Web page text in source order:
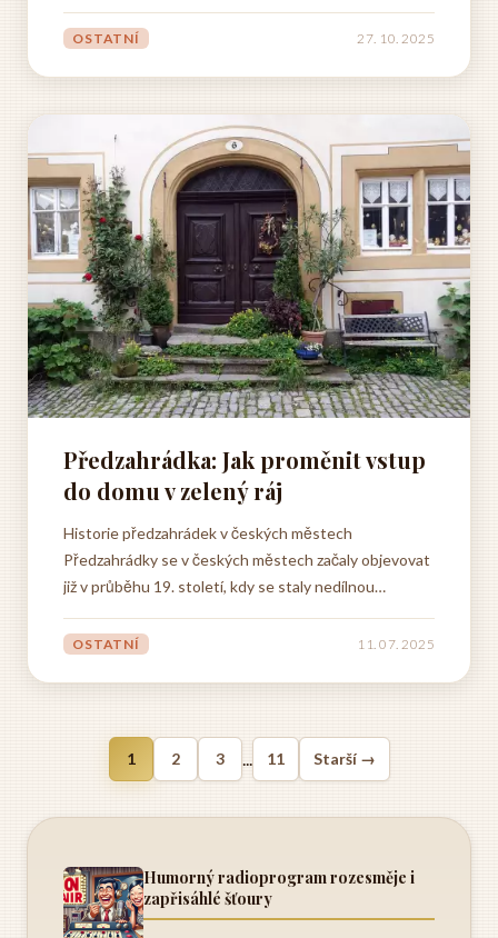
tím nehne. A když děláte pro stát? Tak si připočtěte
OSTATNÍ 27. 10. 2025
Předzahrádka: Jak proměnit vstup
do domu v zelený ráj
Historie předzahrádek v českých městech
Předzahrádky se v českých městech začaly objevovat
již v průběhu 19. století, kdy se staly nedílnou
předzahrádky vznikaly především v lázeňských
OSTATNÍ 11. 07. 2025
1 2 3 11 Starší →
Humorný radioprogram rozesměje i
zapřisáhlé šťoury